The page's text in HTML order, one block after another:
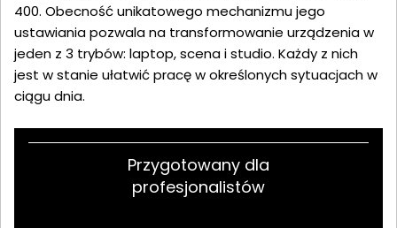
400. Obecność unikatowego mechanizmu jego
ustawiania pozwala na transformowanie urządzenia w
jeden z 3 trybów: laptop, scena i studio. Każdy z nich
jest w stanie ułatwić pracę w określonych sytuacjach w
ciągu dnia.
Przygotowany dla
profesjonalistów